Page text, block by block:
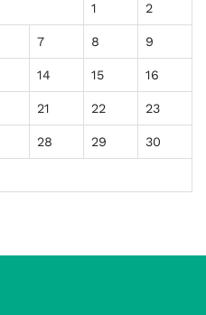
1 2
7 8 9
14 15 16
21 22 23
28 29 30